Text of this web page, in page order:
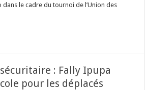
le cadre du tournoi de l’Union des
: Fally Ipupa
pour les déplacés